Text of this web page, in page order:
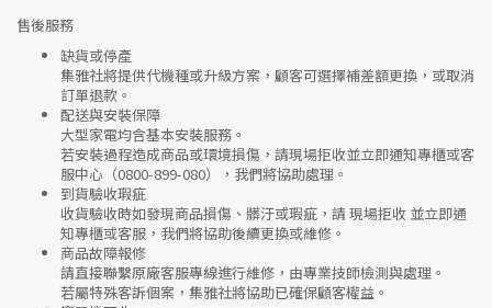
售後服務
缺貨或停產
集雅社將提供代機種或升級方案 ，顧客可選擇補差額更換，或取消
訂單退款。
配送與安裝保障
大型家電均含基本安裝服務。
若安裝過程造成商品或環境損傷，請現場拒收並立即通知專櫃或客
服中心 （0800-899-080），我們將協助處理。
到貨驗收瑕疵
收貨驗收時如發現商品損傷、髒汙或瑕疵 ，請 現場拒收 並立即通
知專櫃或客服，我們將協助後續更換或維修。
商品故障報修
請直接聯繫原廠客服專線進行維修，由專業技師檢測與處理。
若屬特殊客訴個案，集雅社將協助已確保顧客權益。